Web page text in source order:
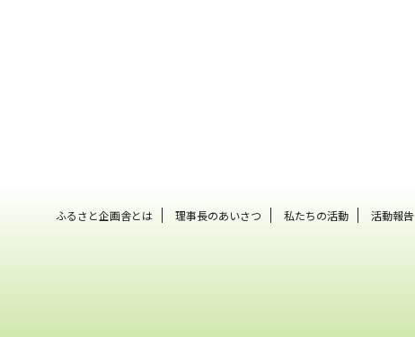
ふるさと企画舎とは 理事長のあいさつ 私たちの活動 活動報告